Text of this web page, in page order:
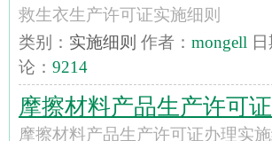
救生衣生产许可证实施细则
类别： 实施细则 作者： mongell 日
论： 9214
摩擦材料产品生产许可
摩擦材料产品生产许可证办理实施